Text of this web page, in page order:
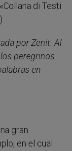
di Testi
por Zenit. Al
peregrinos
en
gran
en el cual